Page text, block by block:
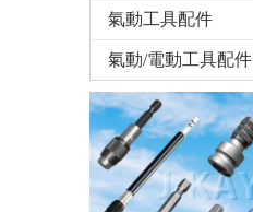
氣動工具配件
氣動/電動工具配件